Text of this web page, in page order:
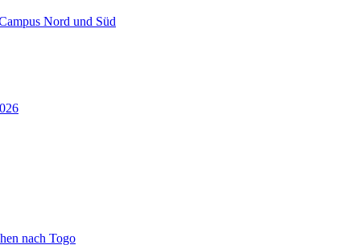
Nord und Süd
nach Togo